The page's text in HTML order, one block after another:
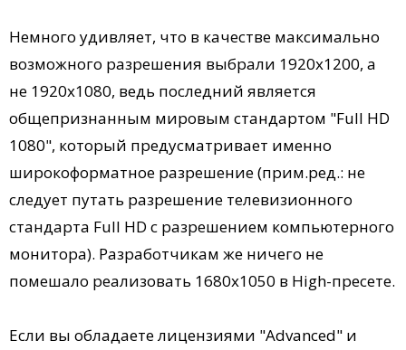
Немного удивляет, что в качестве максимально
возможного разрешения выбрали 1920х1200, а
не 1920х1080, ведь последний является
общепризнанным мировым стандартом "Full HD
1080", который предусматривает именно
широкоформатное разрешение (прим.ред.: не
следует путать разрешение телевизионного
стандарта Full HD c разрешением компьютерного
монитора). Разработчикам же ничего не
помешало реализовать 1680x1050 в High-пресете.
Если вы обладаете лицензиями "Advanced" и